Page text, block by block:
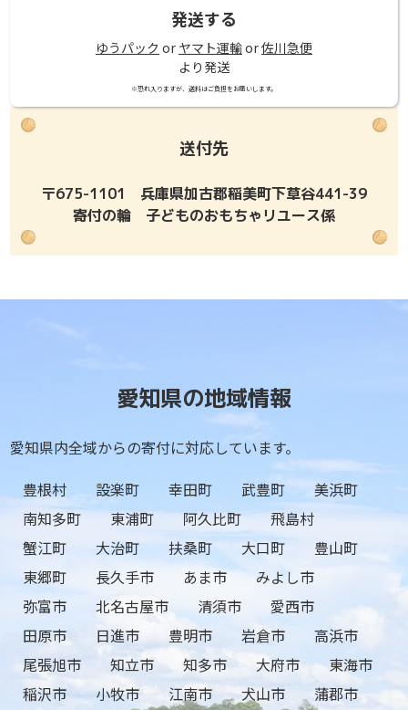
発送する
ゆうパック or ヤマト運輸or佐川急便
より発送
※恐れ入りますが、送料はご負担をお願いします。
送付先
〒675-1101 兵庫県加古郡稲美町下草谷441-39
寄付の輪 子どものおもちゃリユース係
愛知県の地域情報
愛知県内全域からの寄付に対応しています。
豊根村
設楽町 幸田町 武豊町
美浜町
南知多町
東浦町 阿久比町
飛島村
蟹江町
大治町 扶桑町 大口町
豊山町
東郷町
長久手市 あま市
みよし市
弥富市
北名古屋市 清須市
愛西市
田原市
日進市 豊明市 岩倉市
高浜市
尾張旭市
知立市 知多市 大府市
東海市
稲沢市
小牧市 江南市 犬山市
蒲郡市